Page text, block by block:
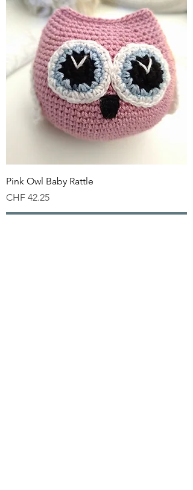
Pink Owl Baby Rattle
Price
CHF 42.25